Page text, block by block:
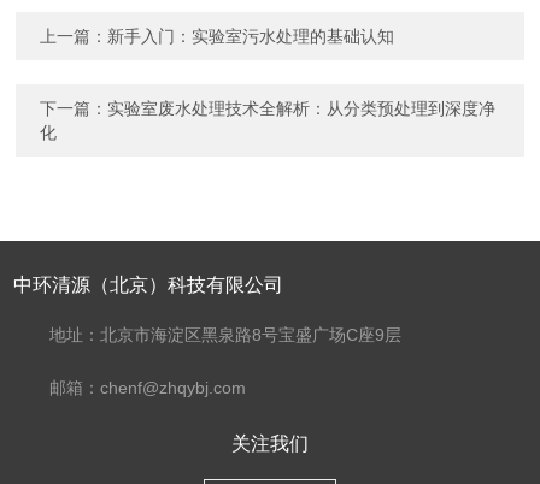
上一篇： 新手入门：实验室污水处理的基础认知
下一篇： 实验室废水处理技术全解析：从分类预处理到深度净
化
中环清源（北京）科技有限公司
地址：北京市海淀区黑泉路8号宝盛广场C座9层
邮箱：chenf@zhqybj.com
关注我们